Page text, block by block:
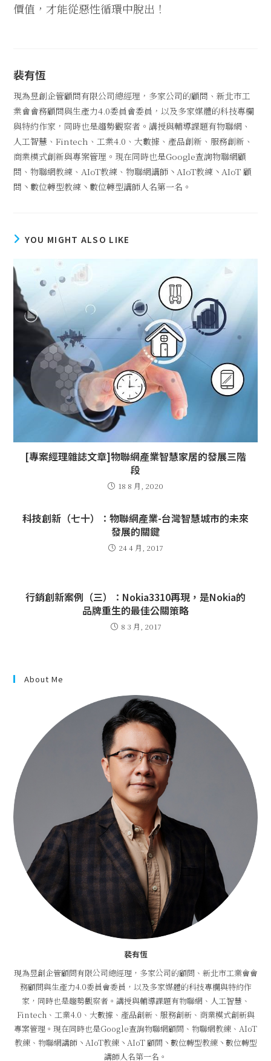
價值，才能從惡性循環中脫出！
裴有恆
現為昱創企管顧問有限公司總經理，多家公司的顧問、新北市工
業會會務顧問與生產力4.0委員會委員，以及多家媒體的科技專欄
與特約作家，同時也是趨勢觀察者。講授與輔導課題有物聯網、
人工智慧、Fintech、工業4.0、大數據、產品創新、服務創新、
商業模式創新與專案管理。現在同時也是Google查詢物聯網顧
問、物聯網教練、AIoT教練、物聯網講師丶AIoT教練丶AIoT 顧
問丶數位轉型教練丶數位轉型講師人名第一名。
YOU MIGHT ALSO LIKE
[專案經理雜誌文章]物聯網產業智慧家居的發展三階
段
18 8 月, 2020
科技創新（七十）：物聯網產業-台灣智慧城市的未來
發展的關鍵
24 4 月, 2017
行銷創新案例（三）：Nokia3310再現，是Nokia的
品牌重生的最佳公關策略
8 3 月, 2017
About Me
裴有恆
現為昱創企管顧問有限公司總經理，多家公司的顧問、新北市工業會會
務顧問與生產力4.0委員會委員，以及多家媒體的科技專欄與特約作
家，同時也是趨勢觀察者。講授與輔導課題有物聯網、人工智慧、
Fintech、工業4.0、大數據、產品創新、服務創新、商業模式創新與
專案管理。現在同時也是Google查詢物聯網顧問、物聯網教練、AIoT
教練、物聯網講師丶AIoT教練丶AIoT 顧問丶數位轉型教練丶數位轉型
講師人名第一名。